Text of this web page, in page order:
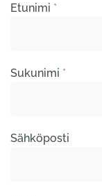
Etunimi *
Sukunimi *
Sähköposti